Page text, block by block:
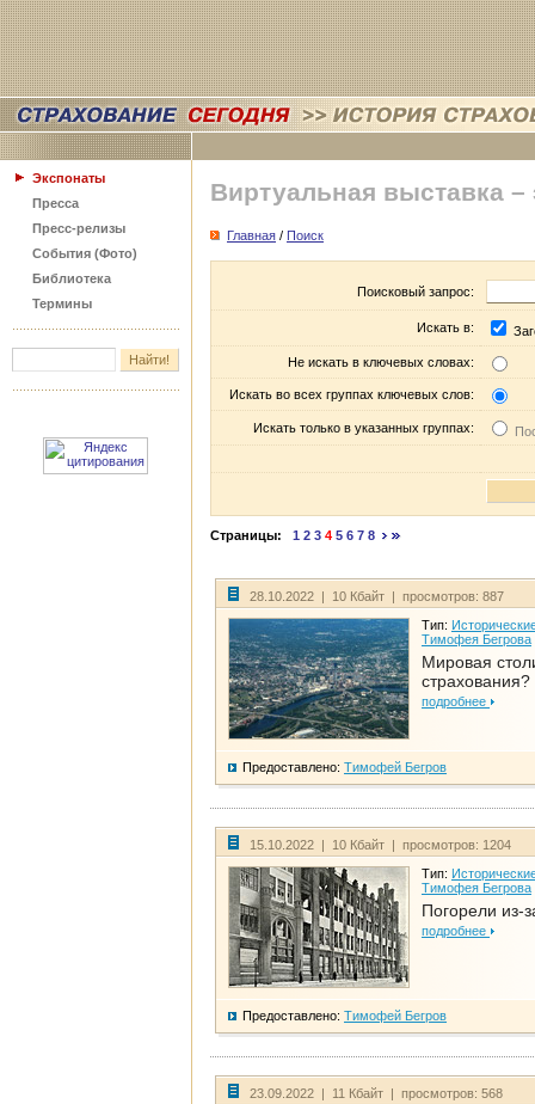
Экспонаты
Пресса
Пресс-релизы
События (Фото)
Библиотека
Термины
Виртуальная выставка –
Главная / Поиск
Поисковый запрос:
Искать в:
Не искать в ключевых словах:
Искать во всех группах ключевых слов:
Искать только в указанных группах:
Страницы: 1 2 3 4 5 6 7 8
28.10.2022 | 10 Кбайт | просмотров: 887
Тип:
Тимофея Бегрова
Мировая
страхования?
подробнее
Предоставлено: Тимофей Бегров
15.10.2022 | 10 Кбайт | просмотров: 1204
Тип:
Тимофея Бегрова
Погорели из-
подробнее
Предоставлено: Тимофей Бегров
23.09.2022 | 11 Кбайт | просмотров: 568